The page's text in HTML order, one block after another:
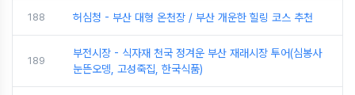
188 허심청 - 부산 대형 온천장 / 부산 개운한 힐링 코스 추천
189
부전시장 - 식자재 천국 정겨운 부산 재래시장 투어(심봉사
눈뜬오뎅, 고성죽집, 한국식품)